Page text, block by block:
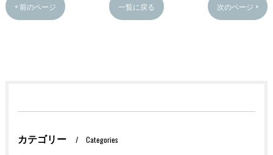
< 前のページ 一覧に戻る 次のページ >
カテゴリー Categories